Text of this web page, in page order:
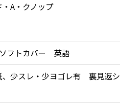
A・クノップ
トカバー 英語
、少スレ・少ヨゴレ有 裏見返